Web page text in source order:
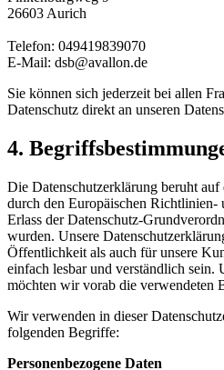
26603 Aurich
Telefon: 049419839070
E-Mail: dsb@avallon.de
Sie können sich jederzeit bei allen
Datenschutz direkt an unseren
4.
Die Datenschutzerklärung beruht
durch den Europäischen Richtlinien-
Erlass der Datenschutz-
wurden. Unsere
Öffentlichkeit als auch für unsere
einfach lesbar und verständlich sein.
möchten wir vorab die verwendeten
Wir verwenden in dieser
folgenden Begriffe:
Personenbezogene Daten